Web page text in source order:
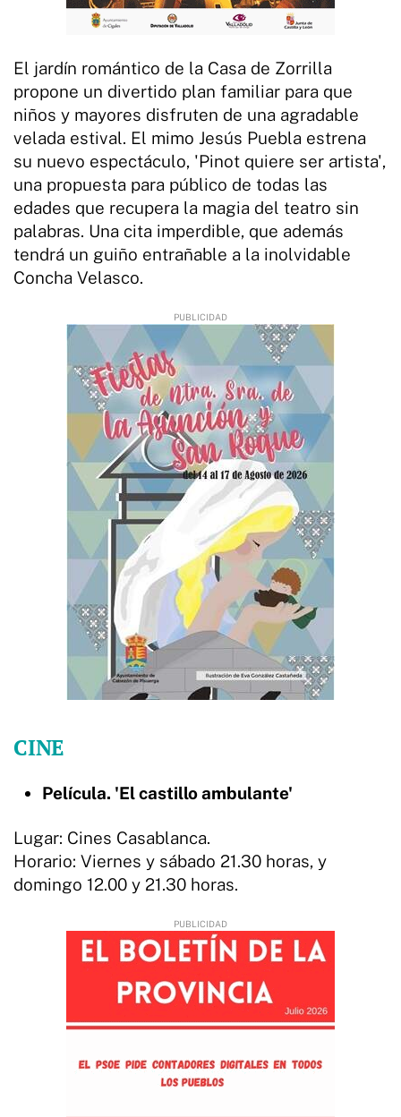
El jardín romántico de la Casa de Zorrilla
propone un divertido plan familiar para que
niños y mayores disfruten de una agradable
velada estival. El mimo Jesús Puebla estrena
su nuevo espectáculo, 'Pinot quiere ser artista',
una propuesta para público de todas las
edades que recupera la magia del teatro sin
palabras. Una cita imperdible, que además
tendrá un guiño entrañable a la inolvidable
Concha Velasco.
CINE
Película. 'El castillo ambulante'
Lugar: Cines Casablanca.
Horario: Viernes y sábado 21.30 horas, y
domingo 12.00 y 21.30 horas.